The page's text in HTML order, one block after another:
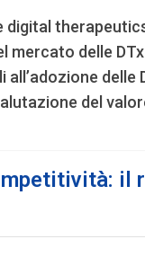
digital
mercato delle DTx
all’adozione delle
del
il